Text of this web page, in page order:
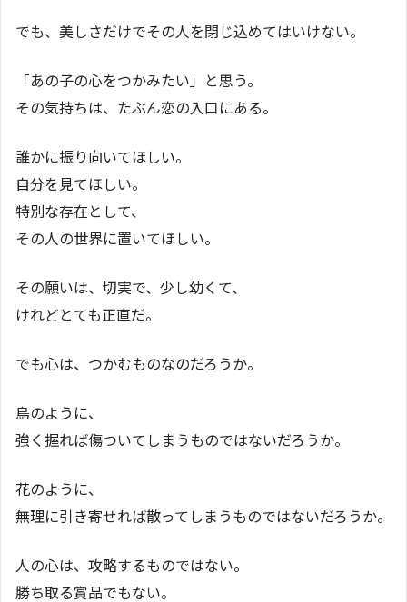
でも、美しさだけでその人を閉じ込めてはいけない。
「あの子の心をつかみたい」と思う。
その気持ちは、たぶん恋の入口にある。
誰かに振り向いてほしい。
自分を見てほしい。
特別な存在として、
その人の世界に置いてほしい。
その願いは、切実で、少し幼くて、
けれどとても正直だ。
でも心は、つかむものなのだろうか。
鳥のように、
強く握れば傷ついてしまうものではないだろうか。
花のように、
無理に引き寄せれば散ってしまうものではないだろうか。
人の心は、攻略するものではない。
勝ち取る賞品でもない。